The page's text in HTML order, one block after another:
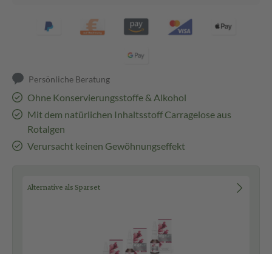
Persönliche Beratung
Ohne Konservierungsstoffe & Alkohol
Mit dem natürlichen Inhaltsstoff Carragelose aus
Rotalgen
Verursacht keinen Gewöhnungseffekt
Alternative als Sparset